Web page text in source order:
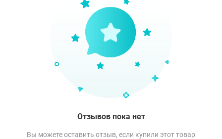
Отзывов пока нет
Вы можете оставить отзыв, если купили этот товар